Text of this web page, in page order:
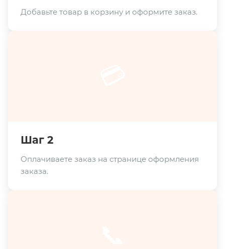
Добавьте товар в корзину и оформите заказ.
Шаг 2
Оплачиваете заказ на странице оформления
заказа.